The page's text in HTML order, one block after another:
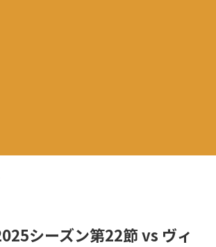
シーズン第22節 vs ヴィ